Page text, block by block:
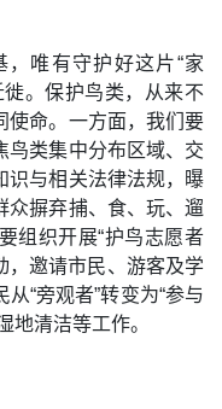
唯有守护好这片“家
徙。保护鸟类，从来不
使命。一方面，我们要
鸟类集中分布区域、交
识与相关法律法规，曝
众摒弃捕、食、玩、遛
组织开展“护鸟志愿者
，邀请市民、游客及学
“旁观者”转变为“参与
地清洁等工作。